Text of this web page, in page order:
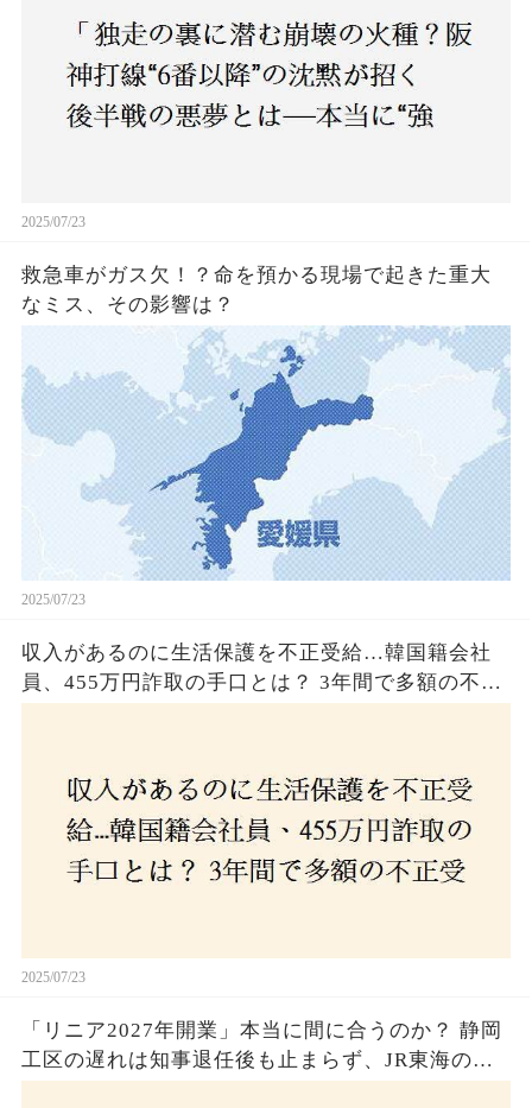
2025/07/23
救急車がガス欠！？命を預かる現場で起きた重大
なミス、その影響は？
2025/07/23
収入があるのに生活保護を不正受給…韓国籍会社
員、455万円詐取の手口とは？ 3年間で多額の不正
2025/07/23
「リニア2027年開業」本当に間に合うのか？ 静岡
工区の遅れは知事退任後も止まらず、JR東海のず